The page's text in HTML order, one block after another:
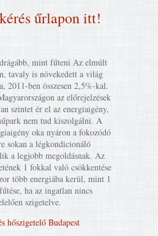
űrlapon itt!
mint fűteni Az elmúlt
tavaly is növekedett a világ
2011-ben összesen 2,5%-kal.
az előrejelzések
szintet ér el az energiaigény,
nem tud kiszolgálni. A
oka nyáron a fokozódó
sokan a légkondicionáló
a legjobb megoldásnak. Az
1 fokkal való csökkentése
több energiába kerül, mint 1
ha az ingatlan nincs
szigetelve.
hőszigetelő Budapest